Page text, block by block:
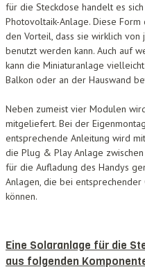
für die Steckdose handelt es
Photovoltaik-Anlage. Diese
den Vorteil, dass sie wirklich von
benutzt werden kann. Auch auf
kann die Miniaturanlage
Balkon oder an der Hauswand
Neben zumeist vier Modulen
mitgeliefert. Bei der
entsprechende Anleitung wird
die Plug & Play Anlage
für die Aufladung des Handys
Anlagen, die bei
können.
Eine Solaranlage für die
aus folgenden